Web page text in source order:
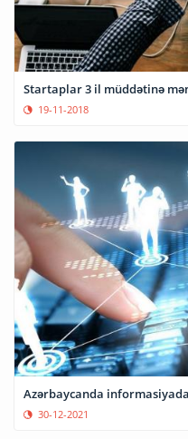
Startaplar 3 il müddətinə
19-11-2018
Azərbaycanda
30-12-2021